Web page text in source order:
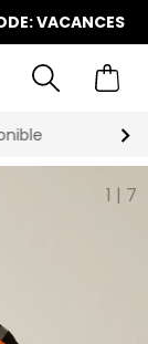
VACANCES
1 | 7